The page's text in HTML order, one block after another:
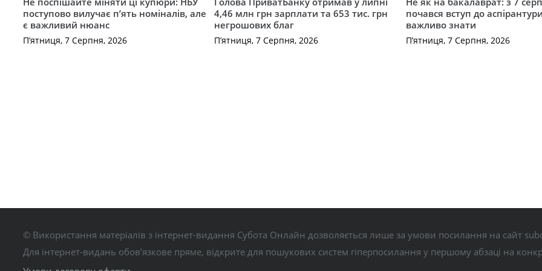
поступово вилучає п’ять номіналів, але
є важливий нюанс
П’ятниця, 7 Серпня, 2026
4,46 млн грн зарплати та 653 тис. грн
негрошових благ
П’ятниця, 7 Серпня, 2026
почався вступ до
важливо знати
П’ятниця, 7 Серпня, 2026
© Використання матеріалів з інтернет-видання Субота Онлайн дозволяється лише за умови посилання на сайт
Для інтернет-видань обов’язкове пряме, відкрите для пошукових систем гіперпосилання у першому абзаці на